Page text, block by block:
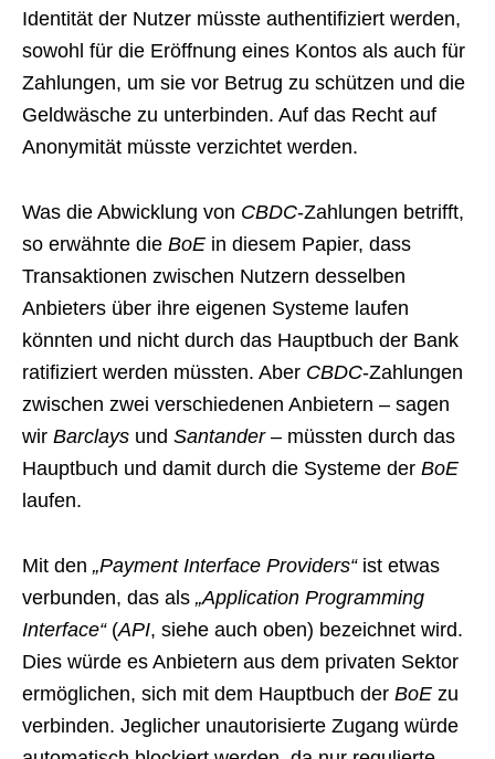
Identität der Nutzer müsste authentifiziert werden,
sowohl für die Eröffnung eines Kontos als auch für
Zahlungen, um sie vor Betrug zu schützen und die
Geldwäsche zu unterbinden. Auf das Recht auf
Anonymität müsste verzichtet werden.
Was die Abwicklung von CBDC-Zahlungen betrifft,
so erwähnte die BoE in diesem Papier, dass
Transaktionen zwischen Nutzern desselben
Anbieters über ihre eigenen Systeme laufen
könnten und nicht durch das Hauptbuch der Bank
ratifiziert werden müssten. Aber CBDC-Zahlungen
zwischen zwei verschiedenen Anbietern – sagen
wir Barclays und Santander– müssten durch das
Hauptbuch und damit durch die Systeme der BoE
laufen.
Mit den „Payment Interface Providers“ist etwas
verbunden, das als „Application Programming
Interface“(API, siehe auch oben) bezeichnet wird.
Dies würde es Anbietern aus dem privaten Sektor
ermöglichen, sich mit dem Hauptbuch der BoE zu
verbinden. Jeglicher unautorisierte Zugang würde